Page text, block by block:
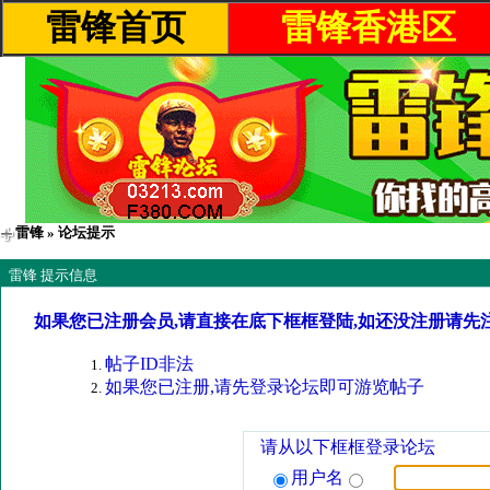
雷锋首页 雷锋香港区
雷锋 » 论坛提示
雷锋 提示信息
如果您已注册会员,请直接在底下框框登陆,如还没注册请先
帖子ID非法
如果您已注册,请先登录论坛即可游览帖子
请从以下框框登录论坛
用户名